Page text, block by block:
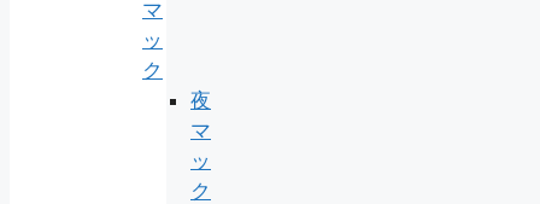
マ
ッ
ク
夜
マ
ッ
ク